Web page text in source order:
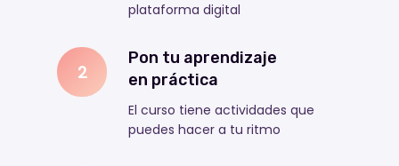
Pon tu aprendizaje
en práctica
plataforma digital
El curso tiene actividades que
puedes hacer a tu ritmo
2